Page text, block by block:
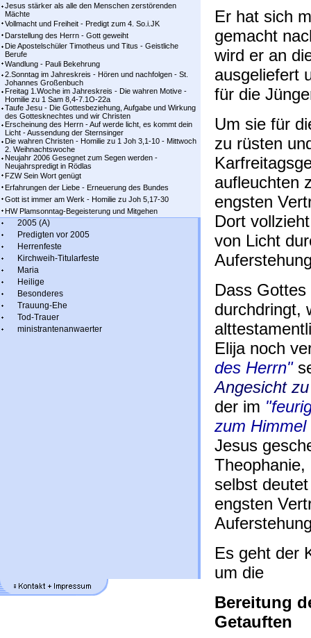
Jesus stärker als alle den Menschen zerstörenden
Mächte
Vollmacht und Freiheit - Predigt zum 4. So.i.JK
Darstellung des Herrn - Gott geweiht
Die Apostelschüler Timotheus und Titus - Geistliche
Berufe
Wandlung - Pauli Bekehrung
2.Sonntag im Jahreskreis - Hören und nachfolgen - St.
Johannes Großenbuch
Freitag 1.Woche im Jahreskreis - Die wahren Motive -
Homilie zu 1 Sam 8,4-7.1O-22a
Taufe Jesu - Die Gottesbeziehung, Aufgabe und Wirkung
des Gottesknechtes und wir Christen
Erscheinung des Herrn - Auf werde licht, es kommt dein
Licht - Aussendung der Sternsinger
Die wahren Christen - Homilie zu 1 Joh 3,1-10 - Mittwoch
2. Weihnachtswoche
Neujahr 2006 Gesegnet zum Segen werden -
Neujahrspredigt in Rödlas
FZW Sein Wort genügt
Erfahrungen der Liebe - Erneuerung des Bundes
Gott ist immer am Werk - Homilie zu Joh 5,17-30
HW Plamsonntag-Begeisterung und Mitgehen
2005 (A)
Predigten vor 2005
Herrenfeste
Kirchweih-Titularfeste
Maria
Heilige
Besonderes
Trauung-Ehe
Tod-Trauer
ministrantenanwaerter
Er hat sich
gemacht
wird er an
ausgeliefert
für die
Um sie für
zu rüsten
aufleuchten
engsten
Dort
von Licht
Dass
durchdringt,
Elija noch
des Herrn"
Angesicht
der im
zum Himmel
Jesus
selbst
engsten
Es geht der
um die
Bereitung
Getauften